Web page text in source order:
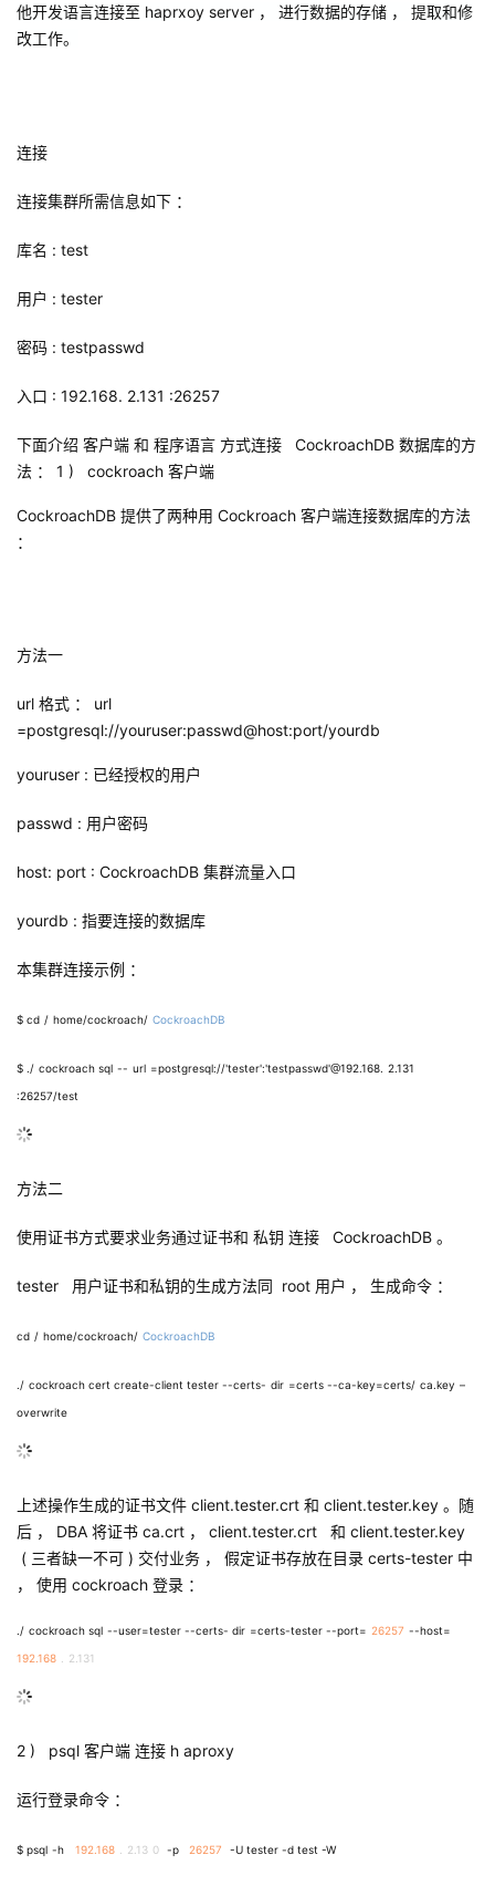
他开发语言连接至 haprxoy server ， 进行数据的存储 ， 提取和修
改工作。
连接
连接集群所需信息如下 ：
库名 : test
用户 : tester
密码 : testpasswd
入口 : 192.168. 2.131 :26257
下面介绍 客户端 和 程序语言 方式连接 CockroachDB 数据库的方
法 ： 1 ) cockroach 客户端
CockroachDB 提供了两种用 Cockroach 客户端连接数据库的方法
：
方法一
url 格式 ：
url
=postgresql://youruser:passwd@host:port/yourdb
youruser : 已经授权的用户
passwd : 用户密码
host: port : CockroachDB 集群流量入口
yourdb : 指要连接的数据库
本集群连接示例 ：
$ cd / home/cockroach/ CockroachDB
$ ./ cockroach sql -- url =postgresql://'tester':'testpasswd'@192.168. 2.131
:26257/test
方法二
使用证书方式要求业务通过证书和 私钥 连接 CockroachDB 。
tester 用户证书和私钥的生成方法同 root 用户 ， 生成命令 ：
cd / home/cockroach/ CockroachDB
./ cockroach cert create-client tester --certs- dir =certs --ca-key=certs/ ca.key –
overwrite
上述操作生成的证书文件 client.tester.crt 和 client.tester.key 。随
后 ，
DBA 将证书 ca.crt ， client.tester.crt 和 client.tester.key
( 三者缺一不可 ) 交付业务 ， 假定证书存放在目录 certs-tester 中
， 使用 cockroach 登录 ：
./ cockroach sql --user=tester --certs- dir =certs-tester --port= 26257 --host=
192.168 2.131
2 ) psql 客户端 连接 h aproxy
运行登录命令 ：
$ psql -h 192.168 2.13 0 -p 26257 -U tester -d test -W